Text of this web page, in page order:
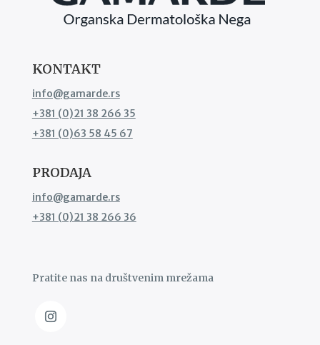
KONTAKT
info@gamarde.rs
+381 (0)21 38 266 35
+381 (0)63 58 45 67
PRODAJA
info@gamarde.rs
+381 (0)21 38 266 36
Pratite nas na društvenim mrežama